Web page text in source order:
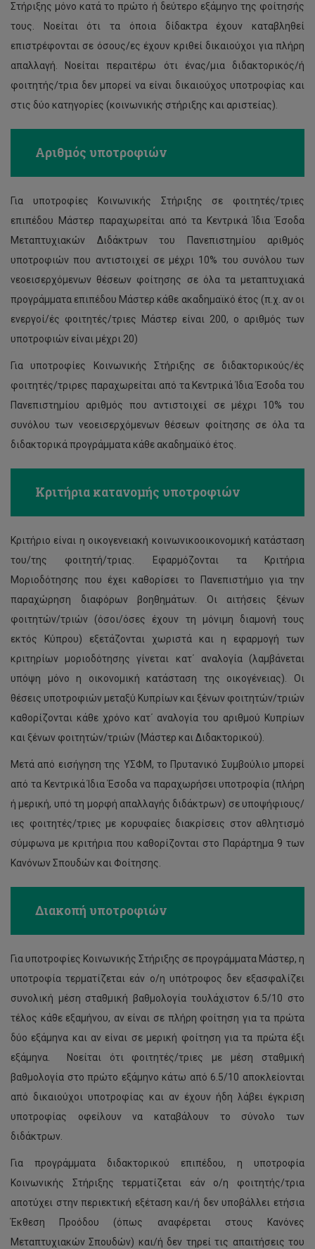
Στήριξης μόνο κατά το πρώτο ή δεύτερο εξάμηνο της φοίτησής
τους. Νοείται ότι τα όποια δίδακτρα έχουν καταβληθεί
επιστρέφονται σε όσους/ες έχουν κριθεί δικαιούχοι για πλήρη
απαλλαγή. Νοείται περαιτέρω ότι ένας/μια διδακτορικός/ή
φοιτητής/τρια δεν μπορεί να είναι δικαιούχος υποτροφίας και
στις δύο κατηγορίες (κοινωνικής στήριξης και αριστείας).
Αριθμός υποτροφιών
Για υποτροφίες Κοινωνικής Στήριξης σε φοιτητές/τριες
επιπέδου Μάστερ παραχωρείται από τα Κεντρικά Ίδια Έσοδα
Μεταπτυχιακών Διδάκτρων του Πανεπιστημίου αριθμός
υποτροφιών που αντιστοιχεί σε μέχρι 10% του συνόλου των
νεοεισερχόμενων θέσεων φοίτησης σε όλα τα μεταπτυχιακά
προγράμματα επιπέδου Μάστερ κάθε ακαδημαϊκό έτος (π.χ. αν οι
ενεργοί/ές φοιτητές/τριες Μάστερ είναι 200, ο αριθμός των
υποτροφιών είναι μέχρι 20)
Για υποτροφίες Κοινωνικής Στήριξης σε διδακτορικούς/ές
φοιτητές/τριρες παραχωρείται από τα Κεντρικά Ίδια Έσοδα του
Πανεπιστημίου αριθμός που αντιστοιχεί σε μέχρι 10% του
συνόλου των νεοεισερχόμενων θέσεων φοίτησης σε όλα τα
διδακτορικά προγράμματα κάθε ακαδημαϊκό έτος.
Κριτήρια κατανομής υποτροφιών
Κριτήριο είναι η οικογενειακή κοινωνικοοικονομική κατάσταση
του/της φοιτητή/τριας. Εφαρμόζονται τα Κριτήρια
Μοριοδότησης που έχει καθορίσει το Πανεπιστήμιο για την
παραχώρηση διαφόρων βοηθημάτων. Οι αιτήσεις ξένων
φοιτητών/τριών (όσοι/όσες έχουν τη μόνιμη διαμονή τους
εκτός Κύπρου) εξετάζονται χωριστά και η εφαρμογή των
κριτηρίων μοριοδότησης γίνεται κατ΄ αναλογία (λαμβάνεται
υπόψη μόνο η οικονομική κατάσταση της οικογένειας). Οι
θέσεις υποτροφιών μεταξύ Κυπρίων και ξένων φοιτητών/τριών
καθορίζονται κάθε χρόνο κατ΄ αναλογία του αριθμού Κυπρίων
και ξένων φοιτητών/τριών (Μάστερ και Διδακτορικού).
Μετά από εισήγηση της ΥΣΦΜ, το Πρυτανικό Συμβούλιο μπορεί
από τα Κεντρικά Ίδια Έσοδα να παραχωρήσει υποτροφία (πλήρη
ή μερική, υπό τη μορφή απαλλαγής διδάκτρων) σε υποψήφιους/
ιες φοιτητές/τριες με κορυφαίες διακρίσεις στον αθλητισμό
σύμφωνα με κριτήρια που καθορίζονται στο Παράρτημα 9 των
Κανόνων Σπουδών και Φοίτησης.
Διακοπή υποτροφιών
Για υποτροφίες Κοινωνικής Στήριξης σε προγράμματα Μάστερ, η
υποτροφία τερματίζεται εάν ο/η υπότροφος δεν εξασφαλίζει
συνολική μέση σταθμική βαθμολογία τουλάχιστον 6.5/10 στο
τέλος κάθε εξαμήνου, αν είναι σε πλήρη φοίτηση για τα πρώτα
δύο εξάμηνα και αν είναι σε μερική φοίτηση για τα πρώτα έξι
εξάμηνα. Νοείται ότι φοιτητές/τριες με μέση σταθμική
βαθμολογία στο πρώτο εξάμηνο κάτω από 6.5/10 αποκλείονται
από δικαιούχοι υποτροφίας και αν έχουν ήδη λάβει έγκριση
υποτροφίας οφείλουν να καταβάλουν το σύνολο των
διδάκτρων.
Για προγράμματα διδακτορικού επιπέδου, η υποτροφία
Κοινωνικής Στήριξης τερματίζεται εάν ο/η φοιτητής/τρια
αποτύχει στην περιεκτική εξέταση και/ή δεν υποβάλλει ετήσια
Έκθεση Προόδου (όπως αναφέρεται στους Κανόνες
Μεταπτυχιακών Σπουδών) και/ή δεν τηρεί τις απαιτήσεις του